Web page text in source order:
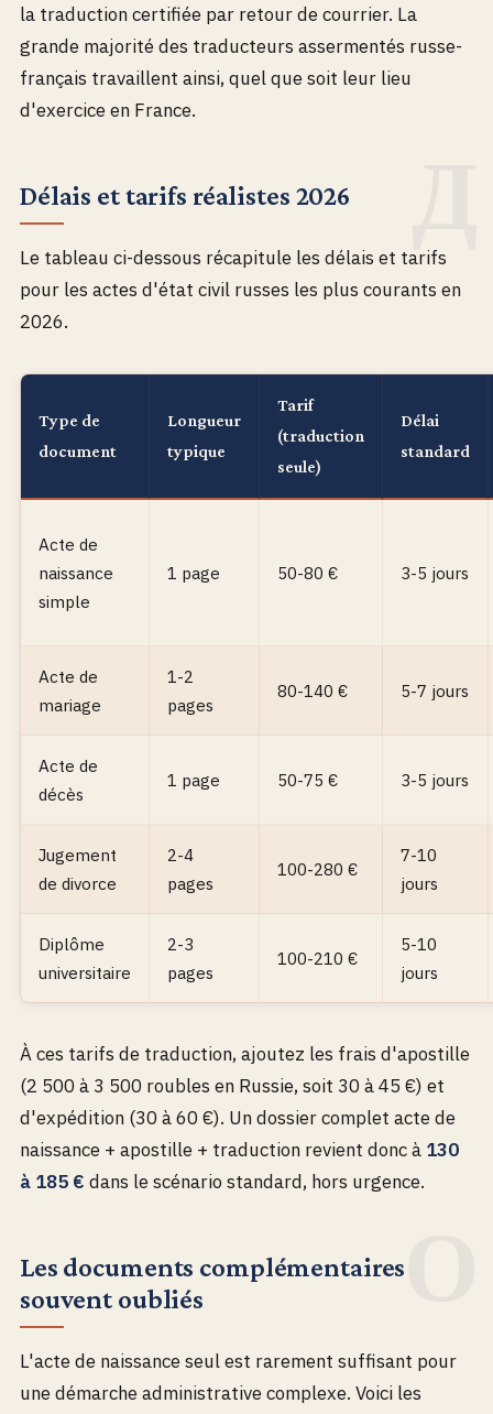
la traduction certifiée par retour de courrier. La
grande majorité des traducteurs assermentés russe-
français travaillent ainsi, quel que soit leur lieu
d'exercice en France.
Délais et tarifs réalistes 2026
Le tableau ci-dessous récapitule les délais et tarifs
pour les actes d'état civil russes les plus courants en
2026.
Type de
document
Longueur
typique
Tarif
(traduction
seule)
Délai
standard
Acte de
naissance
simple
1 page 50-80 € 3-5 jours
Acte de
mariage
1-2
pages
80-140 € 5-7 jours
Acte de
décès
1 page 50-75 € 3-5 jours
Jugement
de divorce
2-4
pages
100-280 €
7-10
jours
Diplôme
universitaire
2-3
pages
100-210 €
5-10
jours
À ces tarifs de traduction, ajoutez les frais d'apostille
(2 500 à 3 500 roubles en Russie, soit 30 à 45 €) et
d'expédition (30 à 60 €). Un dossier complet acte de
naissance + apostille + traduction revient donc à 130
à 185 € dans le scénario standard, hors urgence.
Les documents complémentaires
souvent oubliés
L'acte de naissance seul est rarement suffisant pour
une démarche administrative complexe. Voici les